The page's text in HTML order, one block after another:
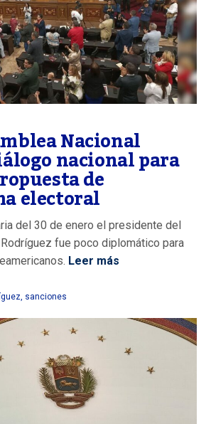
Nacional
nacional para
de
electoral
del 30 de enero el presidente del
fue poco diplomático para
Leer más
sanciones